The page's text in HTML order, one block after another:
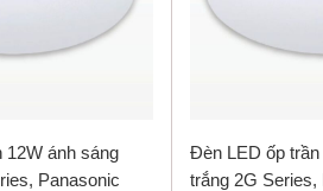
12W ánh sáng
Panasonic
Đèn LED ốp
trắng 2G Series,